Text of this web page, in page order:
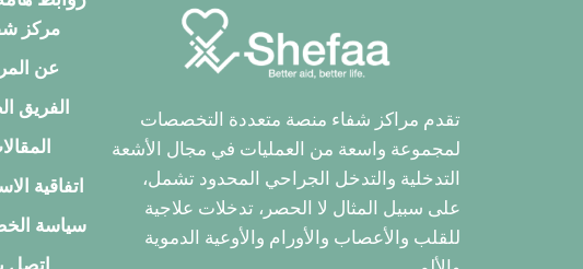
تقدم مراكز شفاء منصة متعددة التخصصات
لمجموعة واسعة من العمليات في مجال الأشعة
التدخلية والتدخل الجراحي المحدود تشمل،
على سبيل المثال لا الحصر، تدخلات علاجية
للقلب والأعصاب والأورام والأوعية الدموية
مركز
عن
الفريق
اتفاقية
سياسة
اتصل